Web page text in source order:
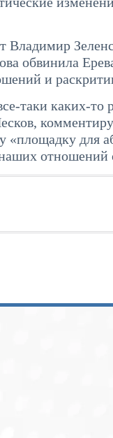
Владимир
обвинила
и
таки каких-то
«площадку
отношений